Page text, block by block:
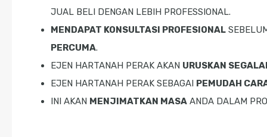
JUAL BELI DENGAN LEBIH PROFESSIONAL.
MENDAPAT KONSULTASI PROFESIONAL
PERCUMA.
EJEN HARTANAH PERAK AKAN URUSKAN
EJEN HARTANAH PERAK SEBAGAI PEMUDAH
INI AKAN MENJIMATKAN MASA ANDA DALAM